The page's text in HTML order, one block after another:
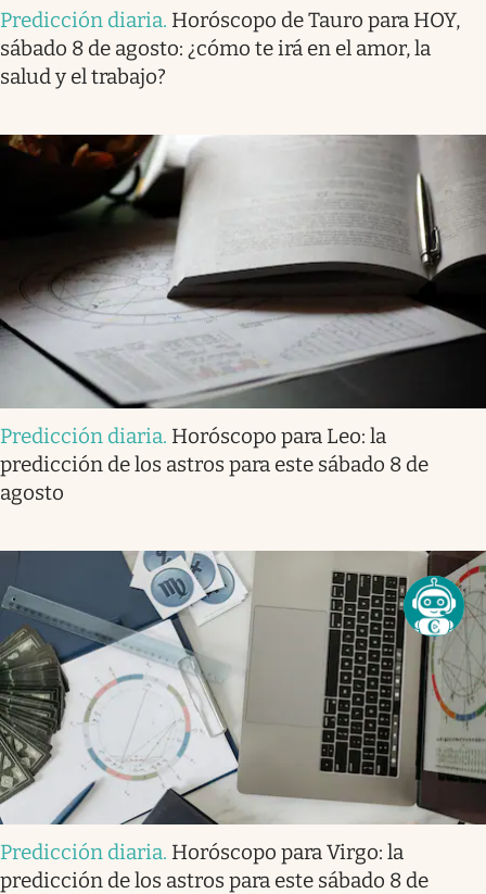
Predicción diaria. Horóscopo de Tauro para HOY,
sábado 8 de agosto: ¿cómo te irá en el amor, la
salud y el trabajo?
Predicción diaria. Horóscopo para Leo: la
predicción de los astros para este sábado 8 de
agosto
Predicción diaria. Horóscopo para Virgo: la
predicción de los astros para este sábado 8 de